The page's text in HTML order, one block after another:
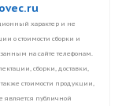
характер и не
о стоимости сборки и
на сайте телефонам.
сборки, доставки,
стоимости продукции,
является публичной